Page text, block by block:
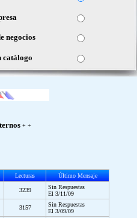
negocios
catálogo
+ +
Lecturas
Último Mensaje
3239
Sin Respuestas
El 3/11/09
3157
Sin Respuestas
El 3/09/09